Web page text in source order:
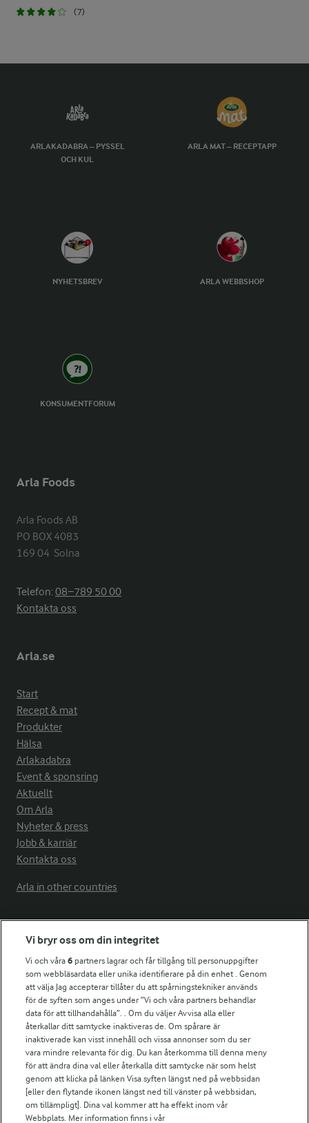
(7)
ARLAKADABRA – PYSSEL
OCH KUL
ARLA MAT – RECEPTAPP
NYHETSBREV ARLA WEBBSHOP
KONSUMENTFORUM
Arla Foods
Arla Foods AB
PO BOX 4083
169 04  Solna
Telefon:08−789 50 00
Kontakta oss
Arla.se
Start
Recept & mat
Produkter
Hälsa
Arlakadabra
Event & sponsring
Aktuellt
Om Arla
Nyheter & press
Jobb & karriär
Kontakta oss
Arla in other countries
Fler Arlasajter
För ägare
Arlas kundportal
Arla.com
Falbygdens Ost
Arla webbshop
Bildbank
Följ oss
Vi bryr oss om din integritet
Vi och våra6 partners lagrar och får tillgång till personuppgifter
som webbläsardata eller unika identifierare på din enhet . Genom
att välja Jag accepterar tillåter du att spårningstekniker används
för de syften som anges under ”Vi och våra partners behandlar
data för att tillhandahålla”. . Om du väljer Avvisa alla eller
återkallar ditt samtycke inaktiveras de. Om spårare är
inaktiverade kan visst innehåll och vissa annonser som du ser
vara mindre relevanta för dig. Du kan återkomma till denna meny
för att ändra dina val eller återkalla ditt samtycke när som helst
genom att klicka på länken Visa syften längst ned på webbsidan
[eller den flytande ikonen längst ned till vänster på webbsidan,
om tillämpligt]. Dina val kommer att ha effekt inom vår
Webbplats. Mer information finns i vår